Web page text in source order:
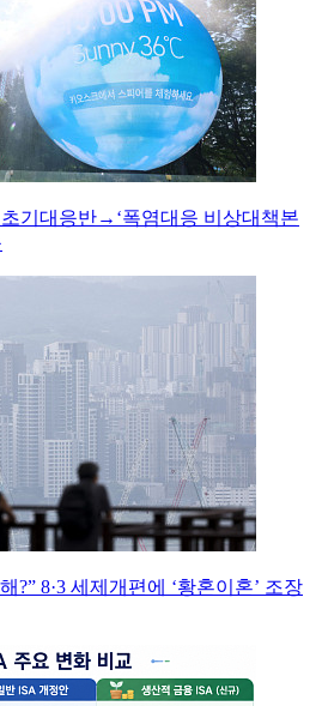
기대응반→‘폭염대응 비상대책본
?” 8·3 세제개편에 ‘황혼이혼’ 조장